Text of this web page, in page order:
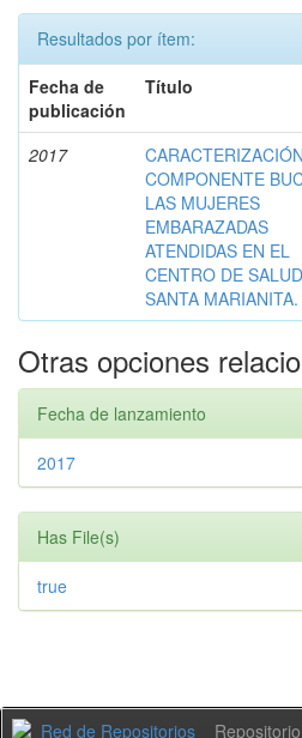
Resultados por ítem:
Fecha de
publicación
Título
2017
COMPONENTE
LAS MUJERES
EMBARAZADAS
ATENDIDAS EN EL
CENTRO DE SALUD
SANTA MARIANITA.
Otras opciones
Fecha de lanzamiento
2017
Has File(s)
true